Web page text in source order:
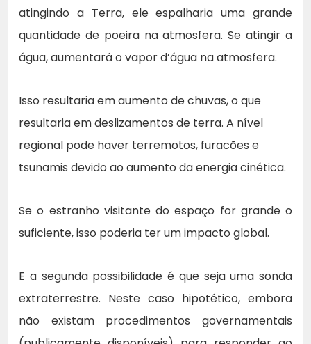
atingindo a Terra, ele espalharia uma grande
quantidade de poeira na atmosfera. Se atingir a
água, aumentará o vapor d’água na atmosfera.
Isso resultaria em aumento de chuvas, o que
resultaria em deslizamentos de terra. A nível
regional pode haver terremotos, furacões e
tsunamis devido ao aumento da energia cinética.
Se o estranho visitante do espaço for grande o
suficiente, isso poderia ter um impacto global.
E a segunda possibilidade é que seja uma sonda
extraterrestre. Neste caso hipotético, embora
não existam procedimentos governamentais